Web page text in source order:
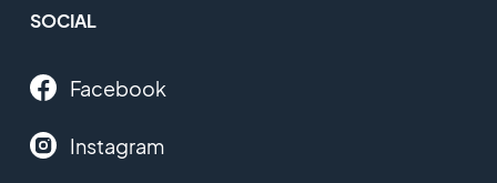
SOCIAL
Facebook
Instagram